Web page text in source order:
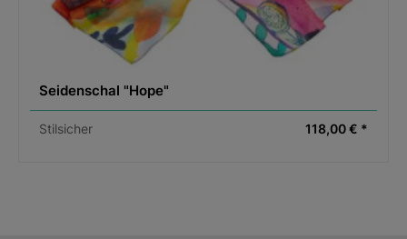
Seidenschal "Hope"
Stilsicher 118,00 € *